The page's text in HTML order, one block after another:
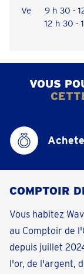
Ve
9 h 30 -
12 h 30 -
VOUS
COMPTOIR
Vous habitez
au Comptoir de
depuis juillet
l'or, de l'argent,